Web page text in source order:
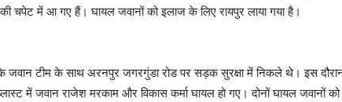
चपेट में आ गए हैं। घायल जवानों को इलाज के लिए रायपुर लाया गया है।
जवान टीम के साथ अरनपुर जगरगुंडा रोड पर सड़क सुरक्षा में निकले थे। इस
में जवान राजेश मरकाम और विकास कर्मा घायल हो गए। दोनों घायल जवानों